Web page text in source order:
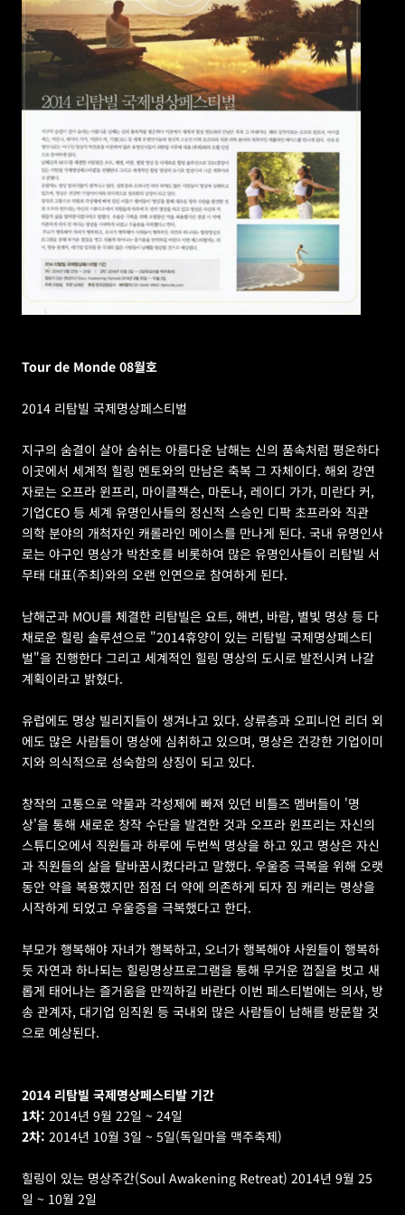
Tour de Monde 08월호
2014 리탐빌 국제명상페스티벌
지구의 숨결이 살아 숨쉬는 아름다운 남해는 신의 품속처럼 평온하다
이곳에서 세계적 힐링 멘토와의 만남은 축복 그 자체이다. 해외 강연
자로는 오프라 윈프리, 마이클잭슨, 마돈나, 레이디 가가, 미란다 커,
기업CEO 등 세계 유명인사들의 정신적 스승인 디팍 초프라와 직관
의학 분야의 개척자인 캐롤라인 메이스를 만나게 된다. 국내 유명인사
로는 야구인 명상가 박찬호를 비롯하여 많은 유명인사들이 리탐빌 서
무태 대표(주최)와의 오랜 인연으로 참여하게 된다.
남해군과 MOU를 체결한 리탐빌은 요트, 해변, 바람, 별빛 명상 등 다
채로운 힐링 솔루션으로 "2014휴양이 있는 리탐빌 국제명상페스티
벌"을 진행한다 그리고 세계적인 힐링 명상의 도시로 발전시켜 나갈
계획이라고 밝혔다.
유럽에도 명상 빌리지들이 생겨나고 있다. 상류층과 오피니언 리더 외
에도 많은 사람들이 명상에 심취하고 있으며, 명상은 건강한 기업이미
지와 의식적으로 성숙함의 상징이 되고 있다.
창작의 고통으로 약물과 각성제에 빠져 있던 비틀즈 멤버들이 '명
상'을 통해 새로운 창작 수단을 발견한 것과 오프라 윈프리는 자신의
스튜디오에서 직원들과 하루에 두번씩 명상을 하고 있고 명상은 자신
과 직원들의 삶을 탈바꿈시켰다라고 말했다. 우울증 극복을 위해 오랫
동안 약을 복용했지만 점점 더 약에 의존하게 되자 짐 캐리는 명상을
시작하게 되었고 우울증을 극복했다고 한다.
부모가 행복해야 자녀가 행복하고, 오너가 행복해야 사원들이 행복하
듯 자연과 하나되는 힐링명상프로그램을 통해 무거운 껍질을 벗고 새
롭게 태어나는 즐거움을 만끽하길 바란다 이번 페스티벌에는 의사, 방
송 관계자, 대기업 임직원 등 국내외 많은 사람들이 남해를 방문할 것
으로 예상된다.
2014 리탐빌 국제명상페스티발 기간
1차: 2014년 9월 22일 ~ 24일
2차: 2014년 10월 3일 ~ 5일(독일마을 맥주축제)
힐링이 있는 명상주간(Soul Awakening Retreat) 2014년 9월 25
일 ~ 10월 2일